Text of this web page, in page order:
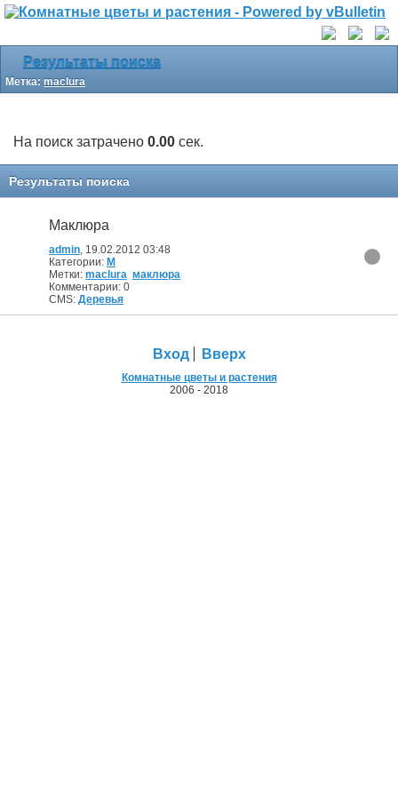
Результаты поиска
Метка: maclura
На поиск затрачено 0.00 сек.
Результаты поиска
Маклюра
admin, 19.02.2012 03:48
Категории: М
Метки: maclura маклюра
Комментарии: 0
CMS: Деревья
Вход Вверх
Комнатные цветы и растения
2006 - 2018